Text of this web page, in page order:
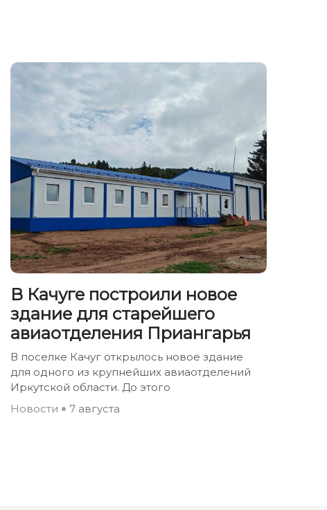
В Качуге построили новое
здание для старейшего
авиаотделения Приангарья
В поселке Качуг открылось новое здание
для одного из крупнейших авиаотделений
Иркутской области. До этого
Новости
7 августа